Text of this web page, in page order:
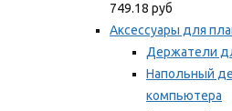
749.18 руб
Аксессуары для
Держатели
Напольный
компьютера